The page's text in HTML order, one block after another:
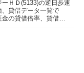
とめて掲載していま
ーＨＤ(5133)の逆日歩速
、貸借データ一覧で
金の貸借倍率、貸借残
、信用売残)、品貸料
・申込停止)など、空売
報を集計し、図解でわ